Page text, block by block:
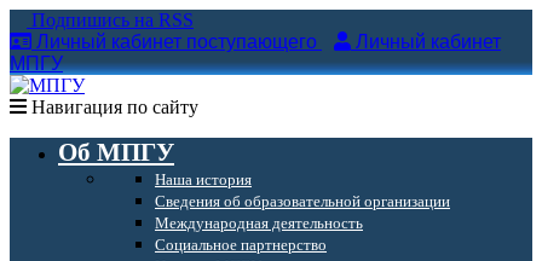
Подпишись на RSS
Личный кабинет поступающего
Личный кабинет
МПГУ
Навигация по сайту
Об МПГУ
Наша история
Сведения об образовательной организации
Международная деятельность
Социальное партнерство